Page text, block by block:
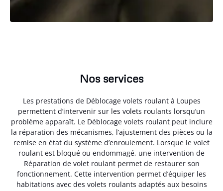
Nos services
Les prestations de Déblocage volets roulant à Loupes
permettent d’intervenir sur les volets roulants lorsqu’un
problème apparaît. Le Déblocage volets roulant peut inclure
la réparation des mécanismes, l’ajustement des pièces ou la
remise en état du système d’enroulement. Lorsque le volet
roulant est bloqué ou endommagé, une intervention de
Réparation de volet roulant permet de restaurer son
fonctionnement. Cette intervention permet d’équiper les
habitations avec des volets roulants adaptés aux besoins